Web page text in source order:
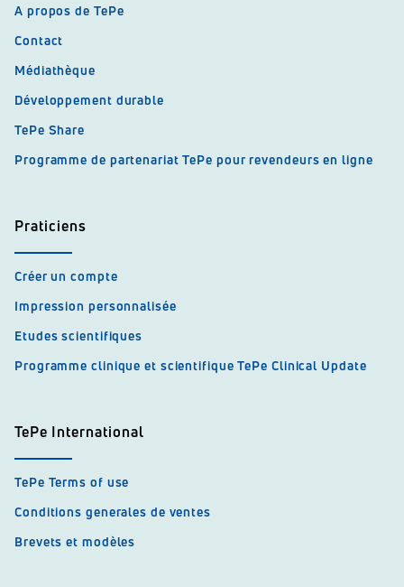
A propos de TePe
Contact
Médiathèque
Développement durable
TePe Share
Programme de partenariat TePe pour revendeurs en ligne
Praticiens
Créer un compte
Impression personnalisée
Etudes scientifiques
Programme clinique et scientifique TePe Clinical Update
TePe International
TePe Terms of use
Conditions generales de ventes
Brevets et modèles